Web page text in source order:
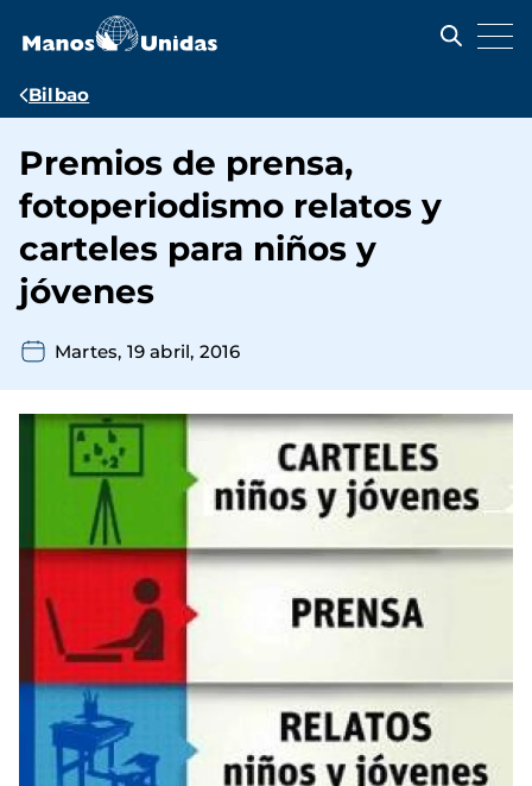
contenido
Ruta
navegación
Bilbao
Premios de prensa,
fotoperiodismo relatos y
carteles para niños y
jóvenes
Martes, 19 abril, 2016